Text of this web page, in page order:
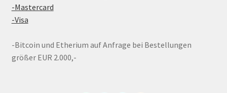
-Mastercard
-Visa
-Bitcoin und Etherium auf Anfrage bei Bestellungen
größer EUR 2.000,-